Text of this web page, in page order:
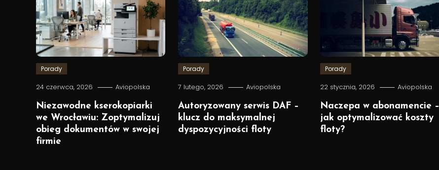
Porady
24 czerwca, 2026 Aviopolska
Niezawodne kserokopiarki
we Wrocławiu: Zoptymalizuj
obieg dokumentów w swojej
firmie
Porady
7 lutego, 2026 Aviopolska
Autoryzowany serwis DAF –
klucz do maksymalnej
dyspozycyjności floty
Porady
22 stycznia, 2026 Aviopolska
Naczepa w abonamencie –
jak optymalizować koszty
floty?